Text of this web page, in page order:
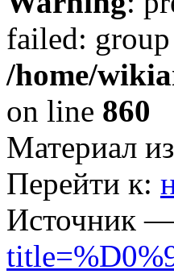
failed:
/home/
on line 860
Материал
Перейти к:
Источник